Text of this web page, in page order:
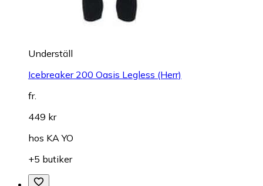
Underställ
Icebreaker 200 Oasis Legless (Herr)
fr.
449 kr
hos KA YO
+5 butiker